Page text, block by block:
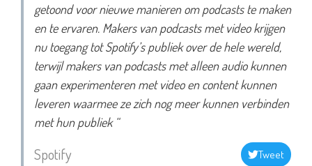
getoond voor nieuwe manieren om podcasts te maken
en te ervaren. Makers van podcasts met video krijgen
nu toegang tot Spotify’s publiek over de hele wereld,
terwijl makers van podcasts met alleen audio kunnen
gaan experimenteren met video en content kunnen
leveren waarmee ze zich nog meer kunnen verbinden
met hun publiek “
Spotify Tweet